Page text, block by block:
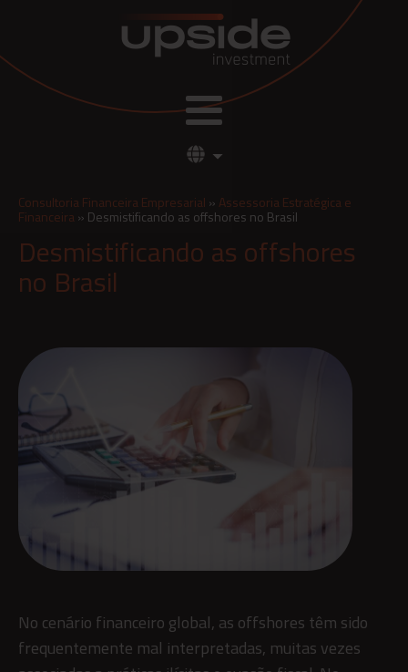
Consultoria Financeira Empresarial » Assessoria Estratégica e
Financeira» Desmistificando as offshores no Brasil
Desmistificando as offshores
no Brasil
No cenário financeiro global, as offshores têm sido
frequentemente mal interpretadas, muitas vezes